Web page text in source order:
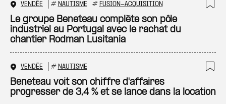
VENDÉE # NAUTISME # FUSION-ACQUISITION
Le groupe Beneteau complète son pôle
industriel au Portugal avec le rachat du
chantier Rodman Lusitania
VENDÉE # NAUTISME
Beneteau voit son chiffre d'affaires
progresser de 3,4 % et se lance dans la location